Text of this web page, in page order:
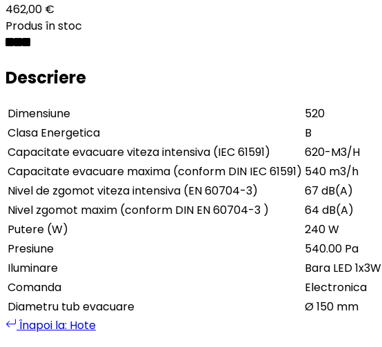
462,00 €
Produs în stoc
Descriere
Dimensiune
520
Clasa Energetica
B
Capacitate evacuare viteza intensiva (IEC 61591)
620-M3/H
Capacitate evacuare maxima (conform DIN IEC 61591) 540 m3/h
Nivel de zgomot viteza intensiva (EN 60704-3)
67 dB(A)
Nivel zgomot maxim (conform DIN EN 60704-3 )
64 dB(A)
Putere (W)
240 W
Presiune
540.00 Pa
Iluminare
Bara LED 1x3W
Comanda
Electronica
Diametru tub evacuare
Ø 150 mm
Înapoi la: Hote